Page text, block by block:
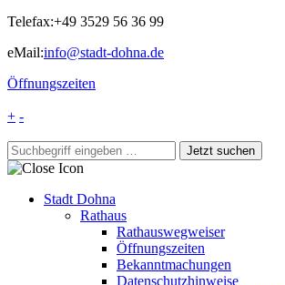
Telefax:+49 3529 56 36 99
eMail:info@stadt-dohna.de
Öffnungszeiten
+ -
Stadt Dohna
Rathaus
Rathauswegweiser
Öffnungszeiten
Bekanntmachungen
Datenschutzhinweise